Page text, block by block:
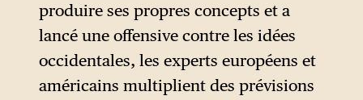
produire ses propres concepts et a
lancé une offensive contre les idées
occidentales, les experts européens et
américains multiplient des prévisions